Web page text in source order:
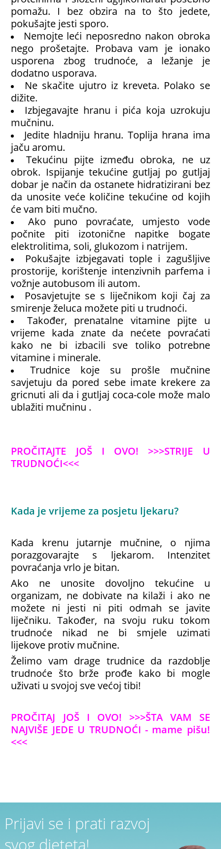
pomažu. I bez obzira na to što jedete,
pokušajte jesti sporo.
Nemojte leći neposredno nakon obroka
nego prošetajte. Probava vam je ionako
usporena zbog trudnoće, a ležanje je
dodatno usporava.
Ne skačite ujutro iz kreveta. Polako se
dižite.
Izbjegavajte hranu i pića koja uzrokuju
mučninu.
Jedite hladniju hranu. Toplija hrana ima
jaču aromu.
Tekućinu pijte između obroka, ne uz
obrok. Ispijanje tekućine gutljaj po gutljaj
dobar je način da ostanete hidratizirani bez
da unosite veće količine tekućine od kojih
će vam biti mučno.
Ako puno povraćate, umjesto vode
počnite piti izotonične napitke bogate
elektrolitima, soli, glukozom i natrijem.
Pokušajte izbjegavati tople i zagušljive
prostorije, korištenje intenzivnih parfema i
vožnje autobusom ili autom.
Posavjetujte se s liječnikom koji čaj za
smirenje želuca možete piti u trudnoći.
Također, prenatalne vitamine pijte u
vrijeme kada znate da nećete povraćati
kako ne bi izbacili sve toliko potrebne
vitamine i minerale.
Trudnice koje su prošle mučnine
savjetuju da pored sebe imate krekere za
gricnuti ali da i gutljaj coca-cole može malo
ublažiti mučninu .
PROČITAJTE JOŠ I OVO! >>>STRIJE U
TRUDNOĆI<<<
Kada je vrijeme za posjetu ljekaru?
Kada krenu jutarnje mučnine, o njima
porazgovarajte s ljekarom. Intenzitet
povraćanja vrlo je bitan.
Ako ne unosite dovoljno tekućine u
organizam, ne dobivate na kilaži i ako ne
možete ni jesti ni piti odmah se javite
liječniku. Također, na svoju ruku tokom
trudnoće nikad ne bi smjele uzimati
lijekove protiv mučnine.
Želimo vam drage trudnice da razdoblje
trudnoće što brže prođe kako bi mogle
uživati u svojoj sve većoj tibi!
PROČITAJ JOŠ I OVO! >>>ŠTA VAM SE
NAJVIŠE JEDE U TRUDNOĆI - mame pišu!
<<<
Prijavi se i prati razvoj
svog djeteta!